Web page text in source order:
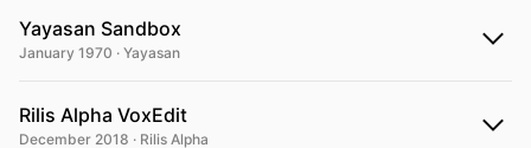
Yayasan Sandbox
January 1970 · Yayasan
Rilis Alpha VoxEdit
December 2018 · Rilis Alpha